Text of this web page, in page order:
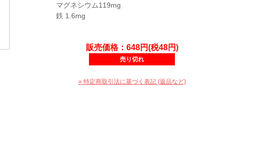
マグネシウム119mg
鉄 1.6mg
販売価格：648円(税48円)
売り切れ
» 特定商取引法に基づく表記 (返品など)